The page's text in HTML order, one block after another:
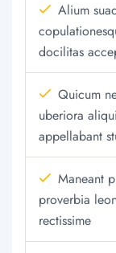
Alium
docilitas
Quicum
uberiora
appellabant
Maneant
proverbia
rectissime